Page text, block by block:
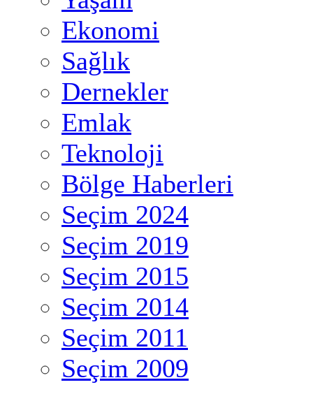
Ekonomi
Sağlık
Dernekler
Emlak
Teknoloji
Bölge Haberleri
Seçim 2024
Seçim 2019
Seçim 2015
Seçim 2014
Seçim 2011
Seçim 2009